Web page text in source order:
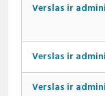
Verslas ir
Verslas ir
Verslas ir